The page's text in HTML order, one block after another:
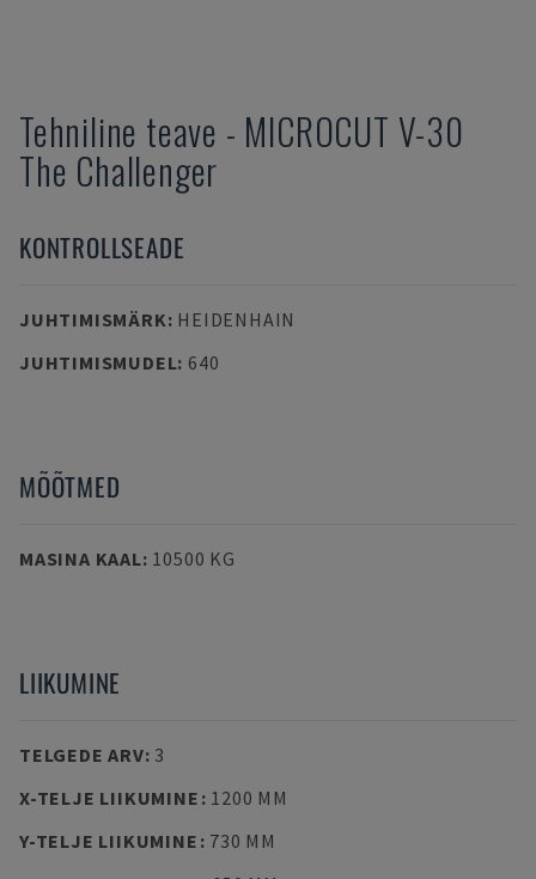
Tehniline teave - MICROCUT V-30
The Challenger
KONTROLLSEADE
JUHTIMISMÄRK: HEIDENHAIN
JUHTIMISMUDEL: 640
MÕÕTMED
MASINA KAAL: 10500 KG
LIIKUMINE
TELGEDE ARV: 3
X-TELJE LIIKUMINE : 1200 MM
Y-TELJE LIIKUMINE : 730 MM